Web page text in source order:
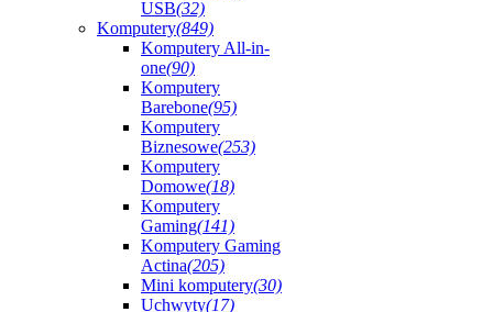
USB(32)
Komputery(849)
Komputery All-in-
one(90)
Komputery
Barebone(95)
Komputery
Biznesowe(253)
Komputery
Domowe(18)
Komputery
Gaming(141)
Komputery Gaming
Actina(205)
Mini komputery(30)
Uchwyty(17)